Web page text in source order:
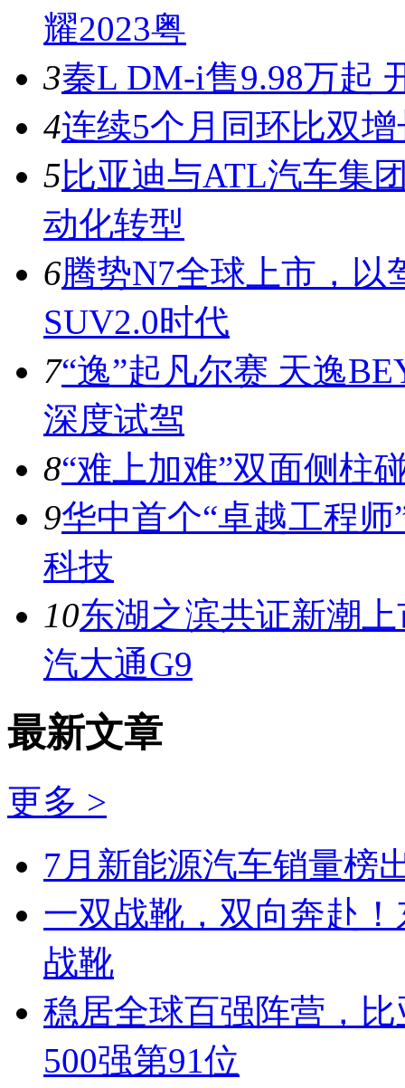
耀2023粤
3秦L DM-i售9.98万起
4连续5个月同环比双
5比亚迪与ATL汽车集
动化转型
6腾势N7全球上市，以
SUV2.0时代
7“逸”起凡尔赛 天逸
深度试驾
8“难上加难”双面侧柱
9华中首个“卓越工程
科技
10东湖之滨共证新潮
汽大通G9
最新文章
更多 >
7月新能源汽车销量榜
一双战靴，双向奔赴
战靴
稳居全球百强阵营，
500强第91位